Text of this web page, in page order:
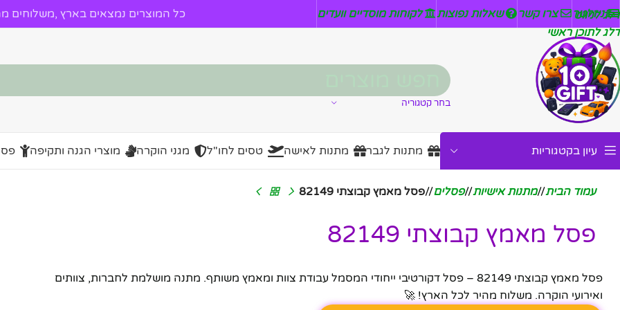
דלג לניווט
דלג לתוכן ראשי
ניזלטר צרו קשר שאלות נפוצות לקוחות מוסדיים וועדים כל המוצרים נמצאים בארץ ,משלוחים
בחר קטגוריה
עיון בקטגוריות מתנות לגבר מתנות לאישה טסים לחו"ל מגני הוקרה מוצרי הגנה ותקיפה
עמוד הבית/ מתנות אישיות/ פסלים/ פסל מאמץ קבוצתי 82149
פסל מאמץ קבוצתי 82149
פסל מאמץ קבוצתי 82149 – פסל דקורטיבי ייחודי המסמל עבודת צוות ומאמץ משותף. מתנה מושלמת לחברות, צוותים
ואירועי הוקרה. משלוח מהיר לכל הארץ! 🚀